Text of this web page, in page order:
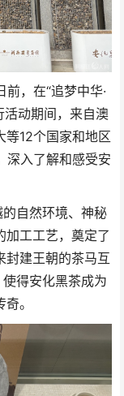
前，在“追梦中华·
活动期间， 来自澳
等12个国家和地区
深入了解和感受安
的自然环境、神秘
加工工艺，奠定了
封建王朝的茶马互
得安化黑茶成为
。